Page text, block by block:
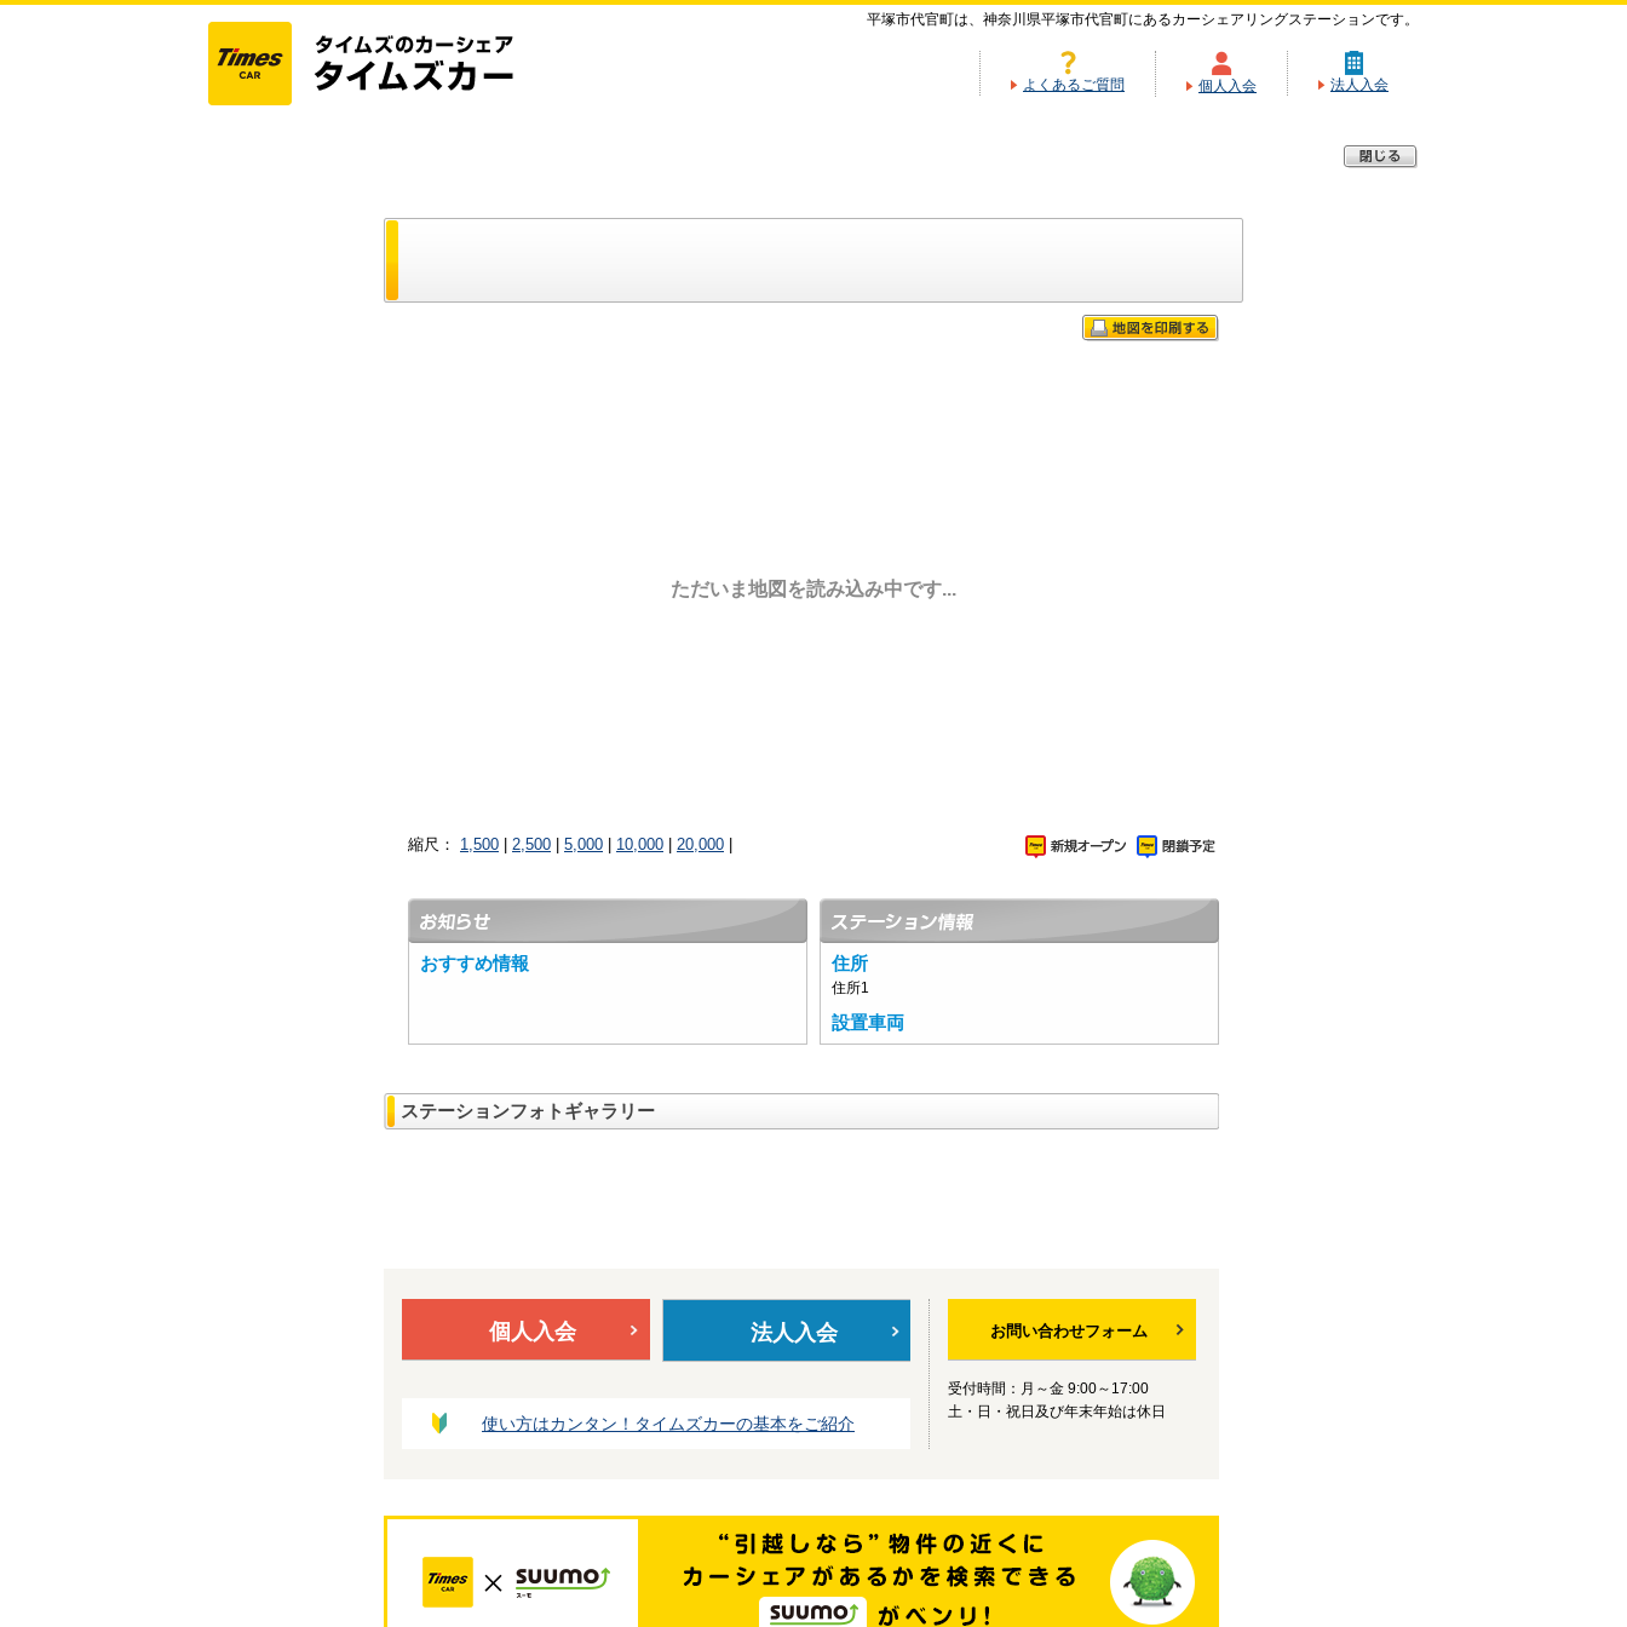
平塚市代官町は、神奈川県平塚市代官町にあるカーシェアリングステーションです。
よくあるご質問 個人入会 法人入会
ただいま地図を読み込み中です...
縮尺： 1,500 2,500 5,000 10,000 20,000
おすすめ情報 住所
住所1
設置車両
ステーションフォトギャラリー
個人入会 法人入会
使い方はカンタン！タイムズカーの基本をご紹介
お問い合わせフォーム
受付時間：月～金 9:00～17:00
土・日・祝日及び年末年始は休日